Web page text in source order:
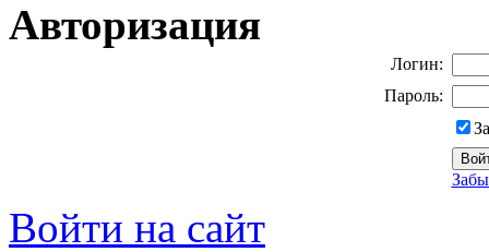
Авторизация
Логин:
Пароль:
Войти на сайт